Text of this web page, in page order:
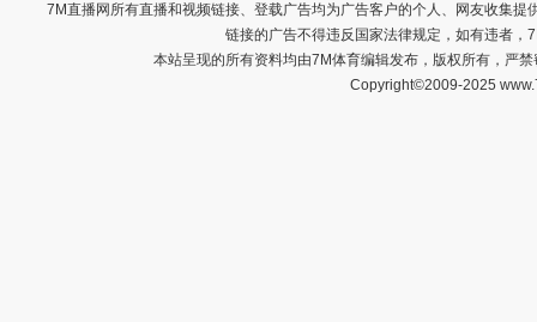
7M直播网所有直播和视频链接、登载广告均为广告客户的个人、网友收集
链接的广告不得违反国家法律规定，如有违者
本站呈现的所有资料均由7M体育编辑发布，版权所有，严
Copyright©2009-2025